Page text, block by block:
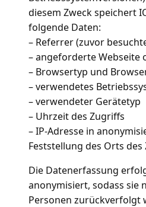
diesem Zweck speichert
folgende Daten:
– Referrer (zuvor
– angeforderte Webseite
– Browsertyp und
– verwendetes
– verwendeter Gerätetyp
– Uhrzeit des Zugriffs
– IP-Adresse in
Feststellung des Orts
Die Datenerfassung
anonymisiert, sodass sie
Personen zurückverfolgt